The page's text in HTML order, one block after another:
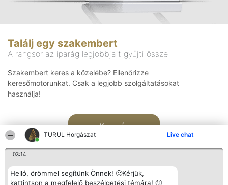
TURUL Horgászat Live chat
03:14
Helló, örömmel segítünk Önnek! 🙂Kérjük,
kattintson a megfelelő beszélgetési témára! 🙂
Találj egy szakembert
A rangsor az iparág legjobbjait gyűjti össze
Szakembert keres a közelébe? Ellenőrizze
keresőmotorunkat. Csak a legjobb szolgáltatásokat
használja!
Keresés